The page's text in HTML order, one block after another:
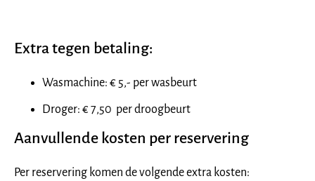
Extra tegen betaling:
Wasmachine: € 5,- per wasbeurt
Droger: € 7,50 per droogbeurt
Aanvullende kosten per reservering
Per reservering komen de volgende extra kosten: